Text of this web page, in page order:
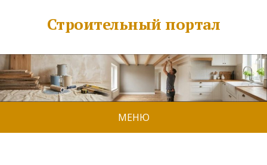
Строительный портал
МЕНЮ